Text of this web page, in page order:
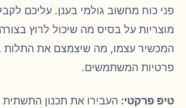
פני כוח מחשוב גולמי בענן. עליכם
מוצריות על בסיס מה שיכול לרוץ
המכשיר עצמו, מה שיצמצם את התלות
פרטיות המשתמשים.
טיפ פרקטי: העבירו את תכנון